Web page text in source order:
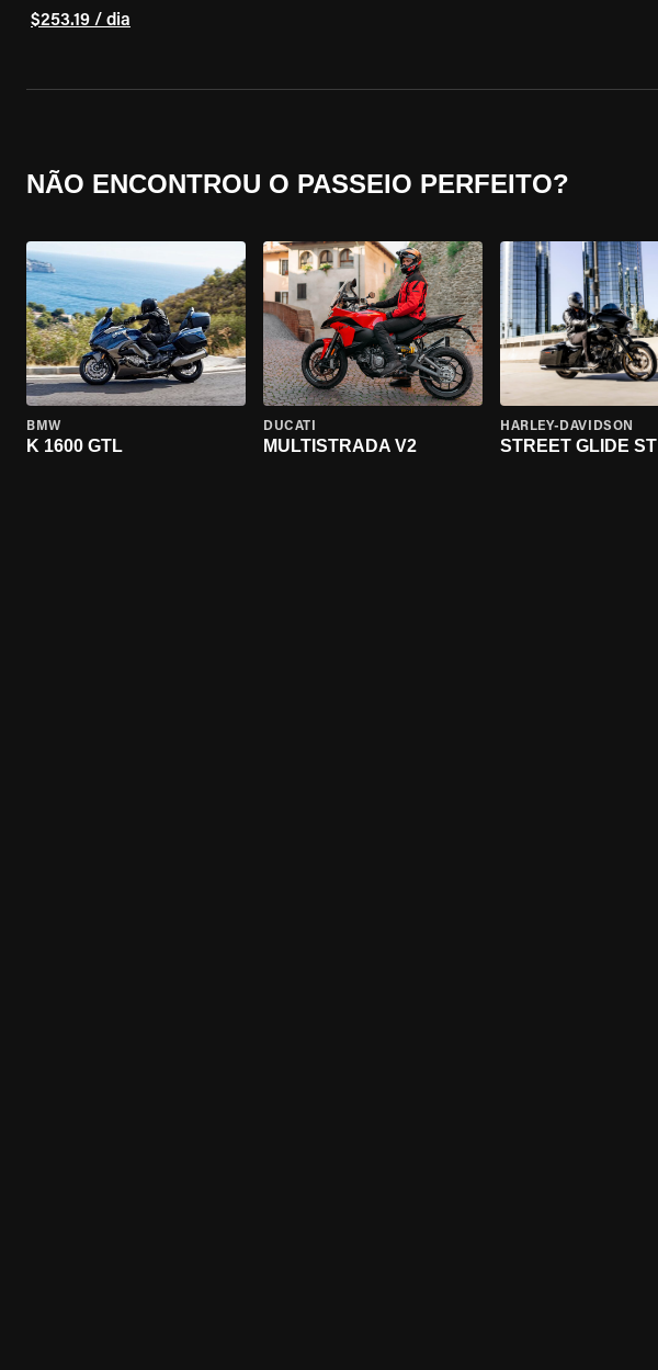
$253.19 / dia
NÃO ENCONTROU O PASSEIO PERFEITO?
BMW
K 1600 GTL
DUCATI
MULTISTRADA V2
HARLEY-DAVIDSON
STREET GLIDE ST